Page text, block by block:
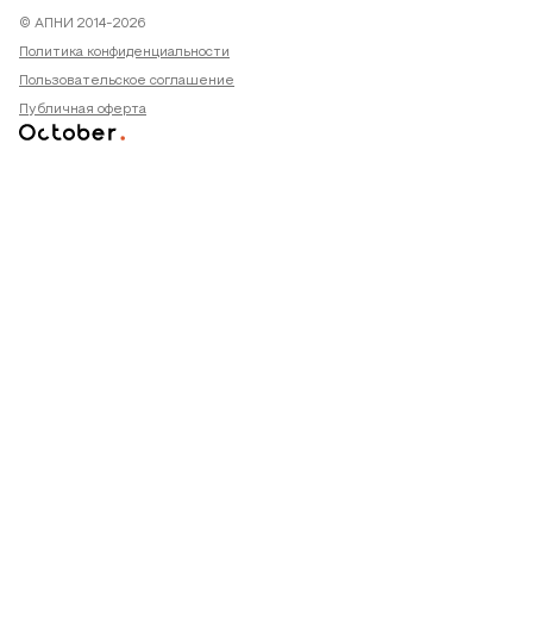
© АПНИ 2014-2026
Политика конфиденциальности
Пользовательское соглашение
Публичная оферта